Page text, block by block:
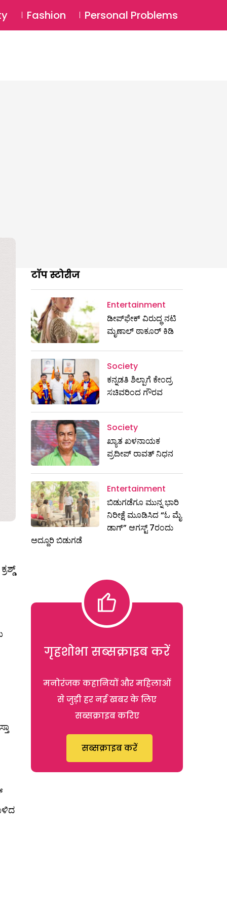
Login ⚲
Fashion Personal Problems
टॉप स्टोरीज
Entertainment
ಡೀಪ್‌ಫೇಕ್ ವಿರುದ್ಧ ನಟಿ
ಮೃಣಾಲ್ ಠಾಕೂರ್ ಕಿಡಿ
Society
ಕನ್ನಡತಿ ಶಿಲ್ಪಾಗೆ ಕೇಂದ್ರ
ಸಚಿವರಿಂದ ಗೌರವ
Society
ಖ್ಯಾತ ಖಳನಾಯಕ
ಪ್ರದೀಪ್ ರಾವತ್‌ ನಿಧನ
Entertainment
ಬಿಡುಗಡೆಗೂ ಮುನ್ನ ಭಾರಿ
ನಿರೀಕ್ಷೆ ಮೂಡಿಸಿದ “ಓ ಮೈ
ಡಾಗ್” ಆಗಸ್ಟ್ 7ರಂದು
ಅದ್ದೂರಿ ಬಿಡುಗಡೆ
गृहशोभा सब्सक्राइब करें
मनोरंजक कहानियों और महिलाओं
से जुड़ी हर नई खबर के लिए
सब्सक्राइब करिए
सब्सक्राइब करें